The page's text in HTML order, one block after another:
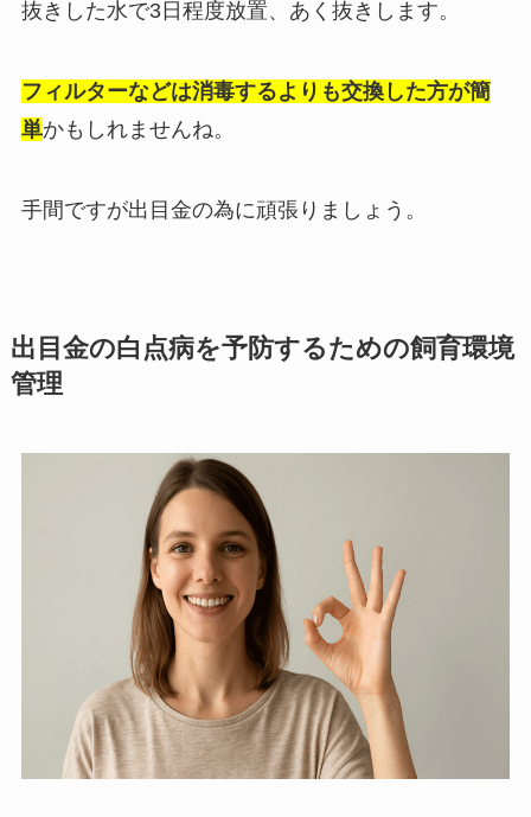
抜きした水で3日程度放置、あく抜きします。
フィルターなどは消毒するよりも交換した方が簡
単かもしれませんね。
手間ですが出目金の為に頑張りましょう。
出目金の白点病を予防するための飼育環境
管理